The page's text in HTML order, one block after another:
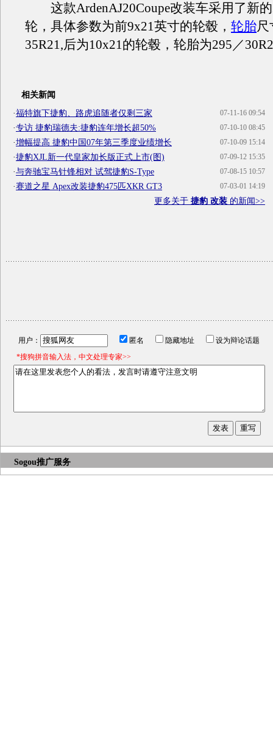
这款ArdenAJ20Coupe改装车采用了新
轮，具体参数为前9x21英寸的轮毂， 轮胎尺
35R21,后为10x21的轮毂，轮胎为295／
相关新闻
07-11-16 09:54
·福特旗下捷豹、路虎追随者仅剩三家
07-10-10 08:45
·专访 捷豹瑞德夫:捷豹连年增长超50%
07-10-09 15:14
·增幅提高 捷豹中国07年第三季度业绩增长
07-09-12 15:35
·捷豹XJL新一代皇家加长版正式上市(图)
07-08-15 10:57
·与奔驰宝马针锋相对 试驾捷豹S-Type
07-03-01 14:19
·赛道之星 Apex改装捷豹475匹XKR GT3
更多关于 捷豹 改装 的新闻>>
用户： 匿名 隐藏地址
设为辩论话题
*搜狗拼音输入法，中文处理专家>>
Sogou推广服务